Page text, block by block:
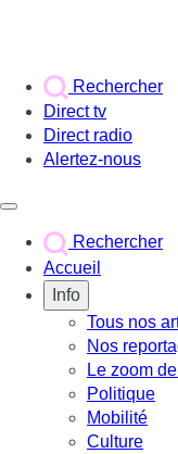
Rechercher
Direct tv
Direct radio
Alertez-nous
Rechercher
Accueil
Info
Tous nos
Nos
Le zoom
Politique
Mobilité
Culture